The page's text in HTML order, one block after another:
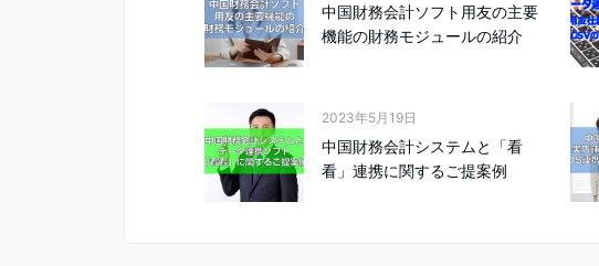
中国財務会計ソフト用友の主要
機能の財務モジュールの紹介
2023年5月19日
中国財務会計システムと「看
看」連携に関するご提案例